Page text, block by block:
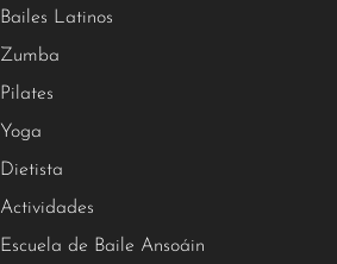
Bailes Latinos
Zumba
Pilates
Yoga
Dietista
Actividades
Escuela de Baile Ansoáin